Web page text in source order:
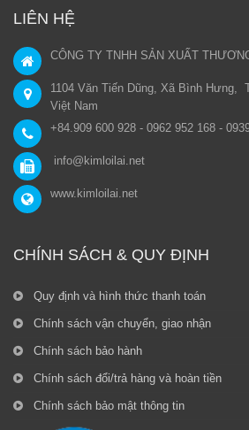
LIÊN HỆ
CÔNG TY TNHH SẢN XUẤT
1104 Văn Tiến Dũng, Xã Bình Hưng,
Việt Nam
+84.909 600 928 - 0962 952 168 -
info@kimloilai.net
www.kimloilai.net
CHÍNH SÁCH & QUY ĐỊNH
Quy định và hình thức thanh toán
Chính sách vận chuyển, giao nhận
Chính sách bảo hành
Chính sách đổi/trả hàng và hoàn tiền
Chính sách bảo mật thông tin